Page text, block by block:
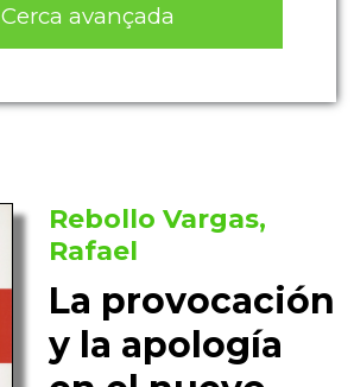
Cerca avançada
Rebollo Vargas,
Rafael
La provocación
y la apología